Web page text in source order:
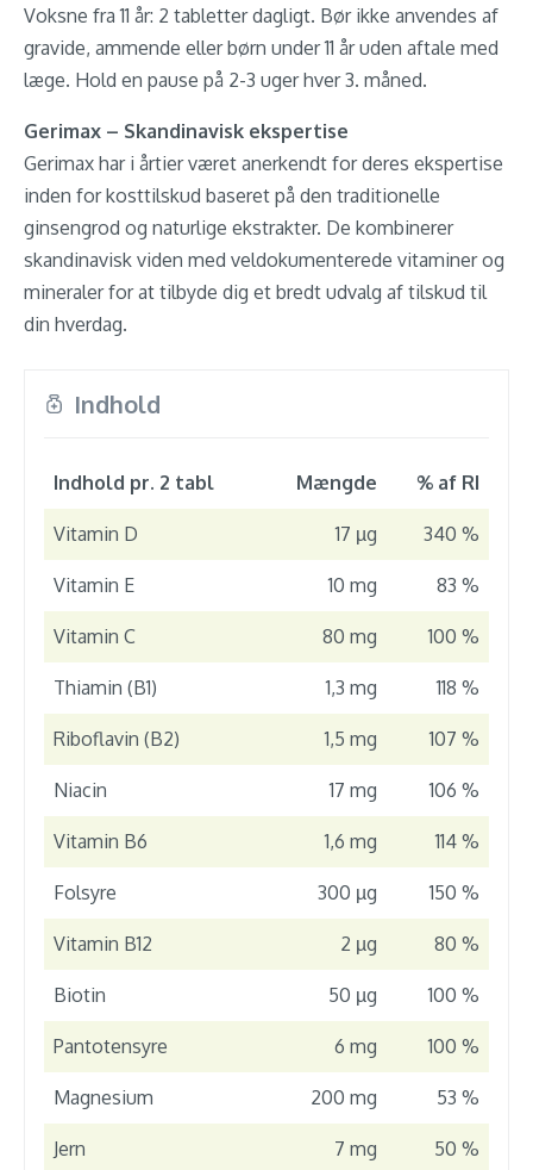
Voksne fra 11 år: 2 tabletter dagligt. Bør ikke anvendes af
gravide, ammende eller børn under 11 år uden aftale med
læge. Hold en pause på 2-3 uger hver 3. måned.
Gerimax – Skandinavisk ekspertise
Gerimax har i årtier været anerkendt for deres ekspertise
inden for kosttilskud baseret på den traditionelle
ginsengrod og naturlige ekstrakter. De kombinerer
skandinavisk viden med veldokumenterede vitaminer og
mineraler for at tilbyde dig et bredt udvalg af tilskud til
din hverdag.
Indhold
Indhold pr. 2 tabl Mængde % af RI
Vitamin D 17 µg 340 %
Vitamin E 10 mg 83 %
Vitamin C 80 mg 100 %
Thiamin (B1) 1,3 mg 118 %
Riboflavin (B2) 1,5 mg 107 %
Niacin 17 mg 106 %
Vitamin B6 1,6 mg 114 %
Folsyre 300 µg 150 %
Vitamin B12 2 µg 80 %
Biotin 50 µg 100 %
Pantotensyre 6 mg 100 %
Magnesium 200 mg 53 %
Jern 7 mg 50 %